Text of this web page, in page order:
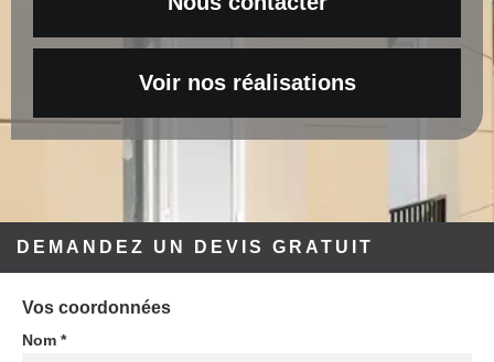
Voir nos réalisations
DEMANDEZ UN DEVIS GRATUIT
Vos coordonnées
Nom *